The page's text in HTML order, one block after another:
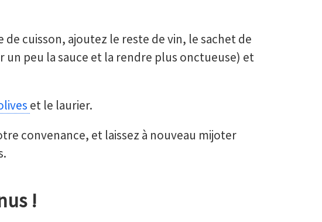
de cuisson, ajoutez le reste de vin, le sachet de
un peu la sauce et la rendre plus onctueuse) et
et le laurier.
convenance, et laissez à nouveau mijoter
!